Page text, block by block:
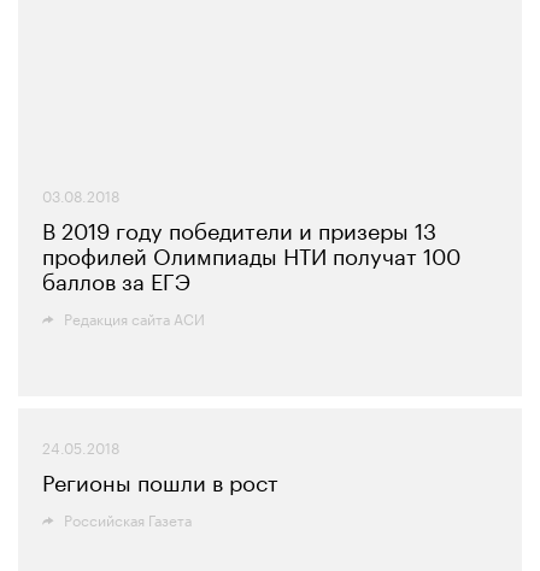
03.08.2018
В 2019 году победители и призеры 13
профилей Олимпиады НТИ получат 100
баллов за ЕГЭ
Редакция сайта АСИ
24.05.2018
Регионы пошли в рост
Российская Газета